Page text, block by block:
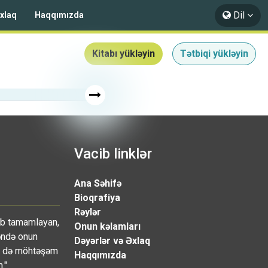
Haqqımızda Dil
Kitabı yükləyin Tətbiqi yükləyin
tamamlayan,
onun
möhtəşəm
Vacib linklər
Ana Səhifə
Bioqrafiya
Rəylər
Onun kəlamları
Dəyərlər və Əxlaq
Haqqımızda